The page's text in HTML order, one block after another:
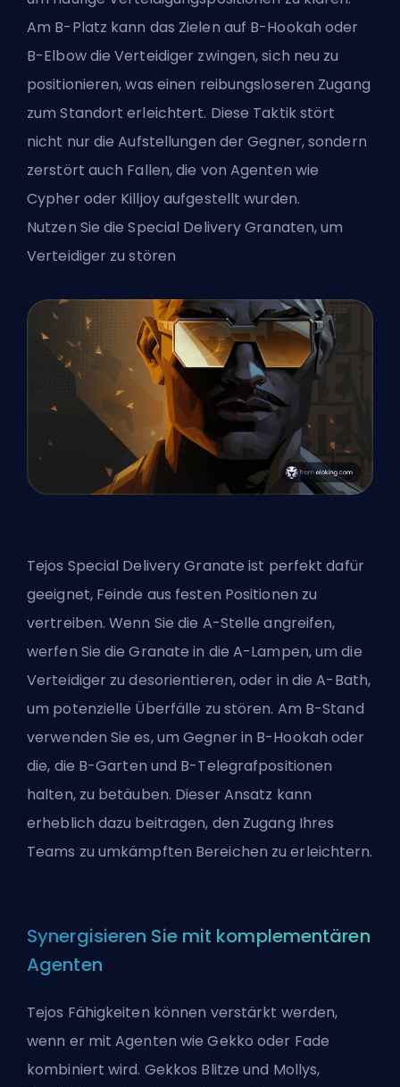
Am B-Platz kann das Zielen auf B-Hookah oder
B-Elbow die Verteidiger zwingen, sich neu zu
positionieren, was einen reibungsloseren Zugang
zum Standort erleichtert. Diese Taktik stört
nicht nur die Aufstellungen der Gegner, sondern
zerstört auch Fallen, die von Agenten wie
Cypher oder Killjoy aufgestellt wurden.
Nutzen Sie die Special Delivery Granaten, um
Verteidiger zu stören
Tejos Special Delivery Granate ist perfekt dafür
geeignet, Feinde aus festen Positionen zu
vertreiben. Wenn Sie die A-Stelle angreifen,
werfen Sie die Granate in die A-Lampen, um die
Verteidiger zu desorientieren, oder in die A-Bath,
um potenzielle Überfälle zu stören. Am B-Stand
verwenden Sie es, um Gegner in B-Hookah oder
die, die B-Garten und B-Telegrafpositionen
halten, zu betäuben. Dieser Ansatz kann
erheblich dazu beitragen, den Zugang Ihres
Teams zu umkämpften Bereichen zu erleichtern.
Synergisieren Sie mit komplementären
Agenten
Tejos Fähigkeiten können verstärkt werden,
wenn er mit Agenten wie Gekko oder Fade
kombiniert wird. Gekkos Blitze und Mollys,